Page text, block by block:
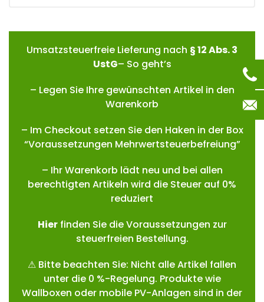
Umsatzsteuerfreie Lieferung nach § 12 Abs. 3
UstG– So geht’s
– Legen Sie Ihre gewünschten Artikel in den
Warenkorb
– Im Checkout setzen Sie den Haken in der Box
“Voraussetzungen Mehrwertsteuerbefreiung”
– Ihr Warenkorb lädt neu und bei allen
berechtigten Artikeln wird die Steuer auf 0%
reduziert
Hierfinden Sie die Voraussetzungen zur
steuerfreien Bestellung.
⚠ Bitte beachten Sie: Nicht alle Artikel fallen
unter die 0 %-Regelung. Produkte wie
Wallboxen oder mobile PV-Anlagen sind in der